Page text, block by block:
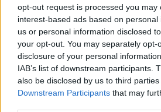
opt-out request is processed you may
interest-based ads based on
us or personal information disclosed
your opt-out. You may separately opt-
disclosure of your personal
IAB’s list of downstream participants.
also be disclosed by us to third
Downstream Participants that may